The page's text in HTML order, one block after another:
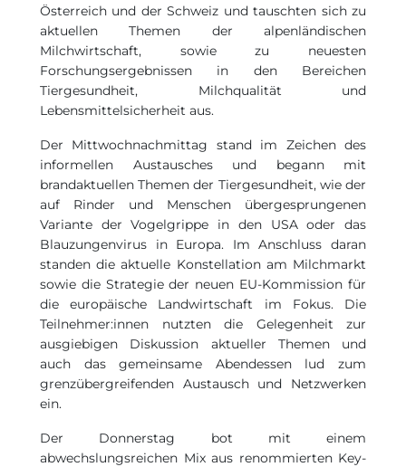
Österreich und der Schweiz und tauschten sich zu
aktuellen Themen der alpenländischen
Milchwirtschaft, sowie zu neuesten
Forschungsergebnissen in den Bereichen
Tiergesundheit, Milchqualität und
Lebensmittelsicherheit aus.
Der Mittwochnachmittag stand im Zeichen des
informellen Austausches und begann mit
brandaktuellen Themen der Tiergesundheit, wie der
auf Rinder und Menschen übergesprungenen
Variante der Vogelgrippe in den USA oder das
Blauzungenvirus in Europa. Im Anschluss daran
standen die aktuelle Konstellation am Milchmarkt
sowie die Strategie der neuen EU-Kommission für
die europäische Landwirtschaft im Fokus. Die
Teilnehmer:innen nutzten die Gelegenheit zur
ausgiebigen Diskussion aktueller Themen und
auch das gemeinsame Abendessen lud zum
grenzübergreifenden Austausch und Netzwerken
ein.
Der Donnerstag bot mit einem
abwechslungsreichen Mix aus renommierten Key-